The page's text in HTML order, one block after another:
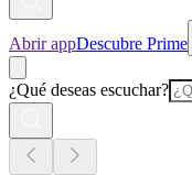
Abrir appDescubre Prime
¿Qué deseas escuchar?